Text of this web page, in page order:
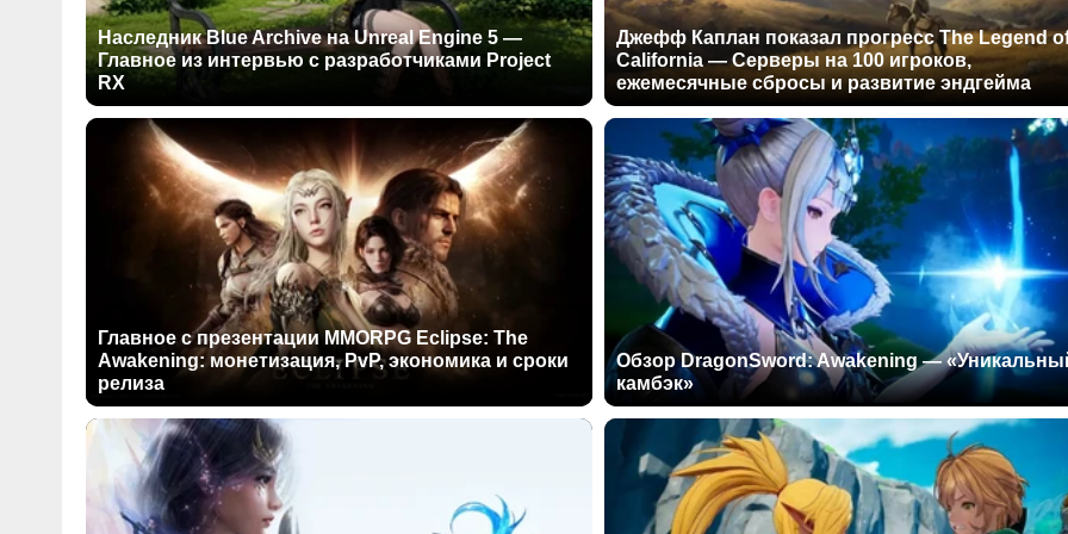
Наследник Blue Archive на Unreal Engine 5 —
Главное из интервью с разработчиками Project
RX
Джефф Каплан показал прогресс The Legend
California — Серверы на 100 игроков,
ежемесячные сбросы и развитие эндгейма
Главное с презентации MMORPG Eclipse: The
Awakening: монетизация, PvP, экономика и сроки
релиза
Обзор DragonSword: Awakening —
камбэк»